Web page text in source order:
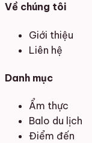
Về chúng tôi
Giới thiệu
Liên hệ
Danh mục
Ẩm thực
Balo du lịch
Điểm đến